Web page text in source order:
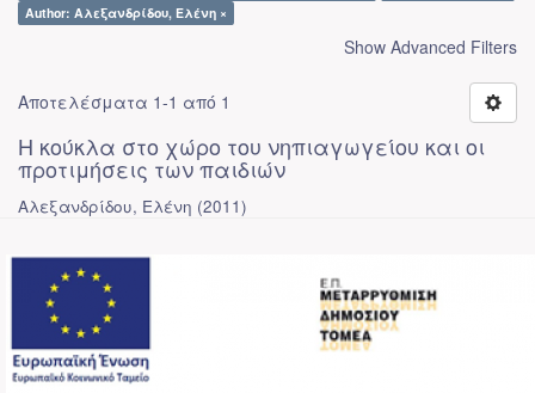
Author: Αλεξανδρίδου, Ελένη ×
Show Advanced Filters
Αποτελέσματα 1-1 από 1
Η κούκλα στο χώρο του νηπιαγωγείου και οι
προτιμήσεις των παιδιών
Αλεξανδρίδου, Ελένη (2011)